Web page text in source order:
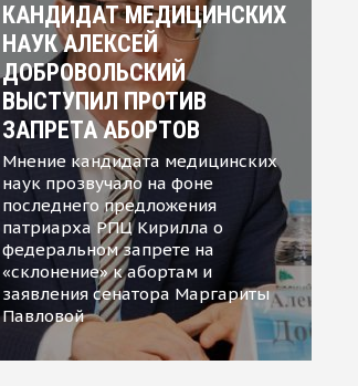
КАНДИДАТ МЕДИЦИНСКИХ
НАУК АЛЕКСЕЙ
ДОБРОВОЛЬСКИЙ
ВЫСТУПИЛ ПРОТИВ
ЗАПРЕТА АБОРТОВ
Мнение кандидата медицинских
наук прозвучало на фоне
последнего предложения
патриарха РПЦ Кирилла о
федеральном запрете на
«склонение» к абортам и
заявления сенатора Маргариты
Павловой